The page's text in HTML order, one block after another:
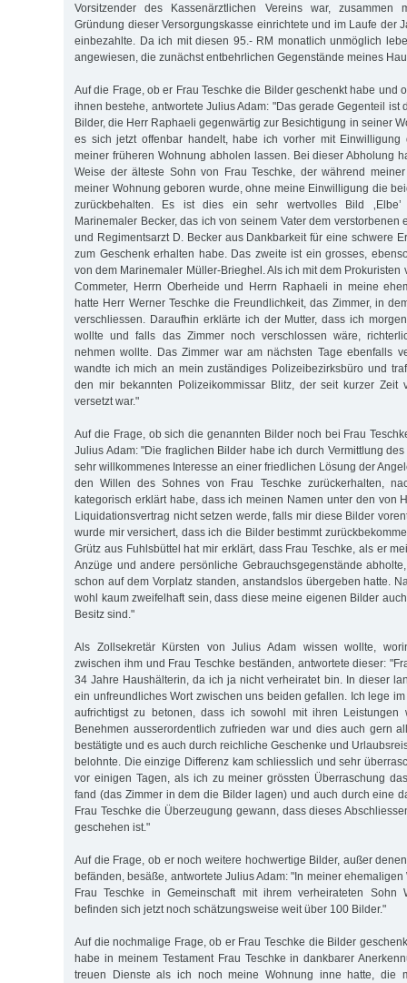
Vorsitzender des Kassenärztlichen Vereins war, zusammen
Gründung dieser Versorgungskasse einrichtete und im Laufe der
einbezahlte. Da ich mit diesen 95.- RM monatlich unmöglich
angewiesen, die zunächst entbehrlichen Gegenstände meines
Auf die Frage, ob er Frau Teschke die Bilder geschenkt habe und
ihnen bestehe, antwortete Julius Adam: "Das gerade Gegenteil ist
Bilder, die Herr Raphaeli gegenwärtig zur Besichtigung in seiner
es sich jetzt offenbar handelt, habe ich vorher mit Einwilligung
meiner früheren Wohnung abholen lassen. Bei dieser Abholung
Weise der älteste Sohn von Frau Teschke, der während
meiner Wohnung geboren wurde, ohne meine Einwilligung die
zurückbehalten. Es ist dies ein sehr wertvolles Bild
Marinemaler Becker, das ich von seinem Vater dem verstorbenen
und Regimentsarzt D. Becker aus Dankbarkeit für eine schwere
zum Geschenk erhalten habe. Das zweite ist ein grosses,
von dem Marinemaler Müller-Brieghel. Als ich mit dem Prokuristen
Commeter, Herrn Oberheide und Herrn Raphaeli in meine
hatte Herr Werner Teschke die Freundlichkeit, das Zimmer, in
verschliessen. Daraufhin erklärte ich der Mutter, dass ich
wollte und falls das Zimmer noch verschlossen wäre,
nehmen wollte. Das Zimmer war am nächsten Tage ebenfalls
wandte ich mich an mein zuständiges Polizeibezirksbüro und
den mir bekannten Polizeikommissar Blitz, der seit kurzer Zeit
versetzt war."
Auf die Frage, ob sich die genannten Bilder noch bei Frau
Julius Adam: "Die fraglichen Bilder habe ich durch Vermittlung
sehr willkommenes Interesse an einer friedlichen Lösung der
den Willen des Sohnes von Frau Teschke zurückerhalten,
kategorisch erklärt habe, dass ich meinen Namen unter den von
Liquidationsvertrag nicht setzen werde, falls mir diese Bilder
wurde mir versichert, dass ich die Bilder bestimmt
Grütz aus Fuhlsbüttel hat mir erklärt, dass Frau Teschke, als er
Anzüge und andere persönliche Gebrauchsgegenstände
schon auf dem Vorplatz standen, anstandslos übergeben hatte.
wohl kaum zweifelhaft sein, dass diese meine eigenen Bilder
Besitz sind."
Als Zollsekretär Kürsten von Julius Adam wissen wollte,
zwischen ihm und Frau Teschke beständen, antwortete dieser:
34 Jahre Haushälterin, da ich ja nicht verheiratet bin. In dieser
ein unfreundliches Wort zwischen uns beiden gefallen. Ich lege
aufrichtigst zu betonen, dass ich sowohl mit ihren Leistungen
Benehmen ausserordentlich zufrieden war und dies auch gern
bestätigte und es auch durch reichliche Geschenke und
belohnte. Die einzige Differenz kam schliesslich und sehr
vor einigen Tagen, als ich zu meiner grössten Überraschung
fand (das Zimmer in dem die Bilder lagen) und auch durch eine
Frau Teschke die Überzeugung gewann, dass dieses
geschehen ist."
Auf die Frage, ob er noch weitere hochwertige Bilder, außer
befänden, besäße, antwortete Julius Adam: "In meiner
Frau Teschke in Gemeinschaft mit ihrem verheirateten Sohn
befinden sich jetzt noch schätzungsweise weit über 100 Bilder."
Auf die nochmalige Frage, ob er Frau Teschke die Bilder
habe in meinem Testament Frau Teschke in dankbarer
treuen Dienste als ich noch meine Wohnung inne hatte, die